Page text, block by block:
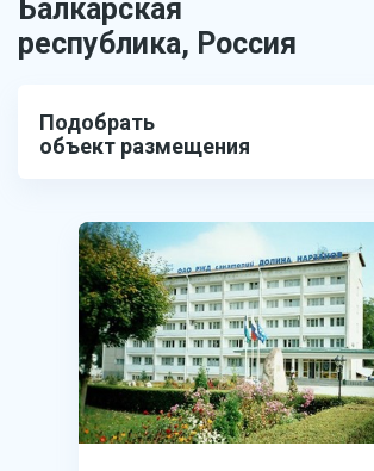
Балкарская
республика, Россия
Подобрать
объект размещения